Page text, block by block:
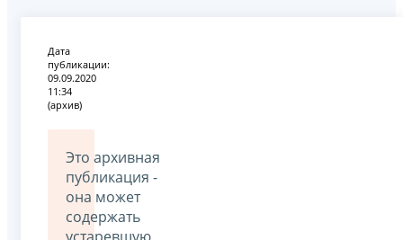
Дата
публикации:
09.09.2020
11:34
(архив)
Это архивная
публикация -
она может
содержать